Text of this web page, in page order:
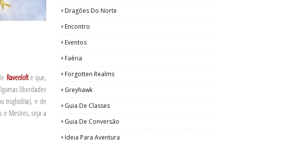
Ravenlofte que,
liberdades
troglodita), e de
e Mestres, seja a
Dragões Do Norte
Encontro
Eventos
Faéria
Forgotten Realms
Greyhawk
Guia De Classes
Guia De Conversão
Ideia Para Aventura